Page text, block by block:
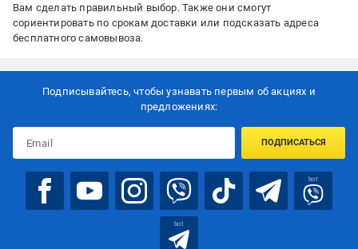
Вам сделать правильный выбор. Также они смогут
сориентировать по срокам доставки или подсказать адреса
бесплатного самовывоза.
Подписывайтесь, чтобы узнавать первым об акцияx и
предложениях:
ПОДПИСАТЬСЯ
bot
bot